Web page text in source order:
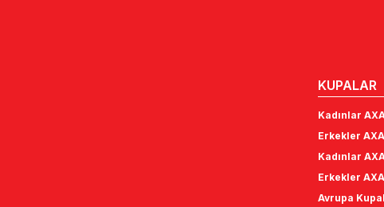
KUPALAR
Kadınlar
Erkekler
Kadınlar
Erkekler
Avrupa